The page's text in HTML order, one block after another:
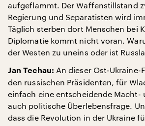
aufgeflammt. Der Waffenstillstand
Regierung und Separatisten wird
Täglich sterben dort Menschen bei
Diplomatie kommt nicht voran.
der Westen zu uneins oder ist
Jan Techau: An dieser Ost-Ukraine-
den russischen Präsidenten, für
einfach eine entscheidende Macht-
auch politische Überlebensfrage.
dass die Revolution in der Ukraine